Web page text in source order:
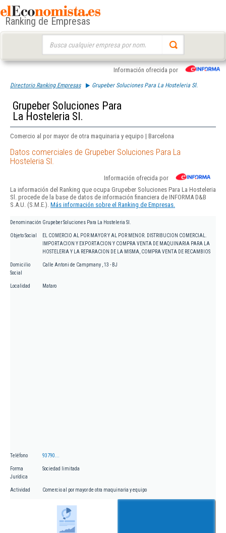
Ranking de Empresas
Información ofrecida por
Directorio Ranking Empresas Grupeber Soluciones Para La Hosteleria Sl.
Grupeber Soluciones Para
La Hosteleria Sl.
Comercio al por mayor de otra maquinaria y equipo | Barcelona
Datos comerciales de Grupeber Soluciones Para La
Hosteleria Sl.
Información ofrecida por
La información del Ranking que ocupa Grupeber Soluciones Para La Hosteleria
Sl. procede de la base de datos de información financiera de INFORMA D&B
S.A.U. (S.M.E.). Más información sobre el Ranking de Empresas.
Denominación Grupeber Soluciones Para La Hosteleria Sl.
Objeto Social
EL COMERCIO AL POR MAYOR Y AL POR MENOR. DISTRIBUCION COMERCIAL.
IMPORTACION Y EXPORTACION Y COMPRA VENTA DE MAQUINARIA PARA LA
HOSTELERIA Y LA REPARACION DE LA MISMA, COMPRA VENTA DE RECAMBIOS
Domicilio
Social
Calle Antoni de Campmany , 13 - BJ
Localidad Mataro
Teléfono 93790...
Forma
Jurídica
Sociedad limitada
Actividad Comercio al por mayor de otra maquinaria y equipo